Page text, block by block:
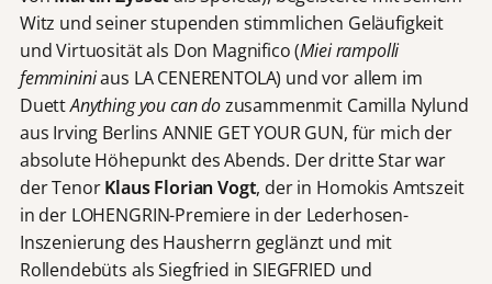
Witz und seiner stupenden stimmlichen Geläufigkeit
und Virtuosität als Don Magnifico (Miei rampolli
femmininiaus LA CENERENTOLA) und vor allem im
DuettAnything you can dozusammenmit Camilla Nylund
aus Irving Berlins ANNIE GET YOUR GUN, für mich der
absolute Höhepunkt des Abends. Der dritte Star war
der TenorKlaus Florian Vogt, der in Homokis Amtszeit
in der LOHENGRIN-Premiere in der Lederhosen-
Inszenierung des Hausherrn geglänzt und mit
Rollendebüts als Siegfried in SIEGFRIED und